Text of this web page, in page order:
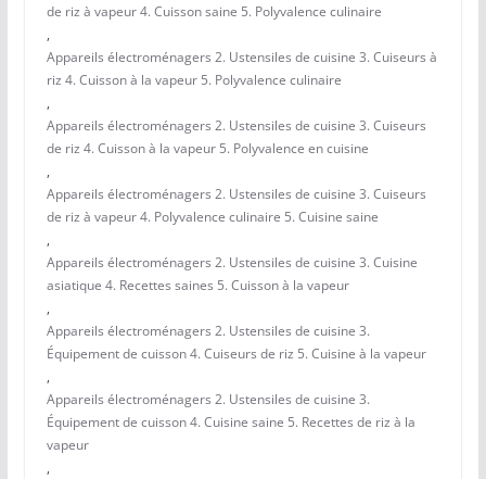
de riz à vapeur 4. Cuisson saine 5. Polyvalence culinaire
,
Appareils électroménagers 2. Ustensiles de cuisine 3. Cuiseurs à
riz 4. Cuisson à la vapeur 5. Polyvalence culinaire
,
Appareils électroménagers 2. Ustensiles de cuisine 3. Cuiseurs
de riz 4. Cuisson à la vapeur 5. Polyvalence en cuisine
,
Appareils électroménagers 2. Ustensiles de cuisine 3. Cuiseurs
de riz à vapeur 4. Polyvalence culinaire 5. Cuisine saine
,
Appareils électroménagers 2. Ustensiles de cuisine 3. Cuisine
asiatique 4. Recettes saines 5. Cuisson à la vapeur
,
Appareils électroménagers 2. Ustensiles de cuisine 3.
Équipement de cuisson 4. Cuiseurs de riz 5. Cuisine à la vapeur
,
Appareils électroménagers 2. Ustensiles de cuisine 3.
Équipement de cuisson 4. Cuisine saine 5. Recettes de riz à la
vapeur
,